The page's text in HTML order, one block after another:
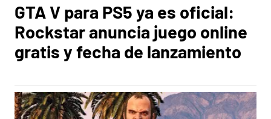
GTA V para PS5 ya es oficial:
Rockstar anuncia juego online
gratis y fecha de lanzamiento